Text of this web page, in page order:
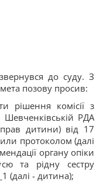
до суду. З
позову просив:
рішення комісії з
РДА
дитини) від 17
протоколом (далі
органу опіки
та рідну сестру
(далі - дитина);